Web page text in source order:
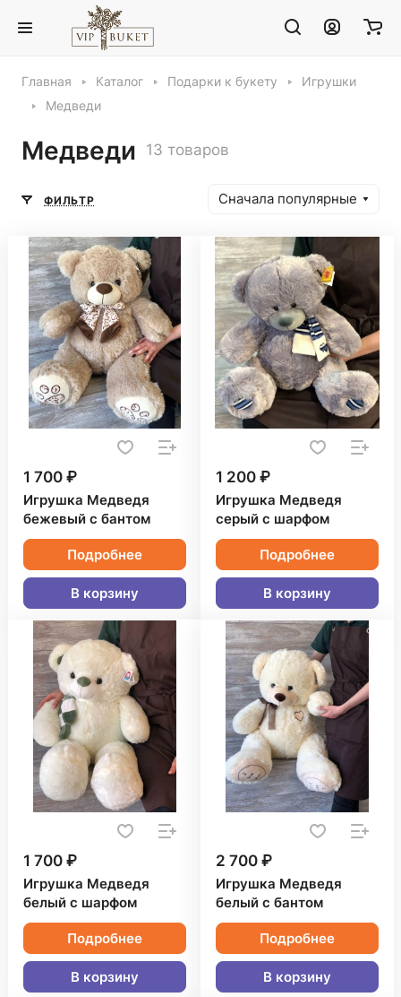
Главная Каталог Подарки к букету
Игрушки
Медведи
Медведи 13 товаров
ФИЛЬТР Сначала популярные
1 700 ₽
Игрушка Медведя
бежевый с бантом
Подробнее
В корзину
1 200 ₽
Игрушка Медведя
серый с шарфом
Подробнее
В корзину
1 700 ₽
Игрушка Медведя
белый с шарфом
Подробнее
В корзину
2 700 ₽
Игрушка Медведя
белый с бантом
Подробнее
В корзину